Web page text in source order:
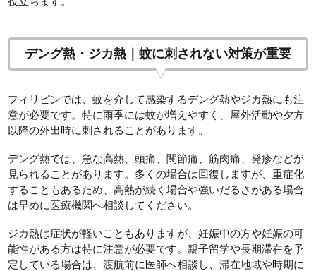
デング熱・ジカ熱｜蚊に刺されない対策が重要
フィリピンでは、蚊を介して感染するデング熱やジカ熱にも注
意が必要です。特に雨季には蚊が増えやすく、屋外活動や夕方
以降の外出時に刺されることがあります。
デング熱では、急な高熱、頭痛、関節痛、筋肉痛、発疹などが
見られることがあります。多くの場合は回復しますが、重症化
することもあるため、高熱が続く場合や強いだるさがある場合
は早めに医療機関へ相談してください。
ジカ熱は症状が軽いこともありますが、妊娠中の方や妊娠の可
能性がある方は特に注意が必要です。親子留学や長期滞在を予
定している場合は、渡航前に医師へ相談し、滞在地域や時期に